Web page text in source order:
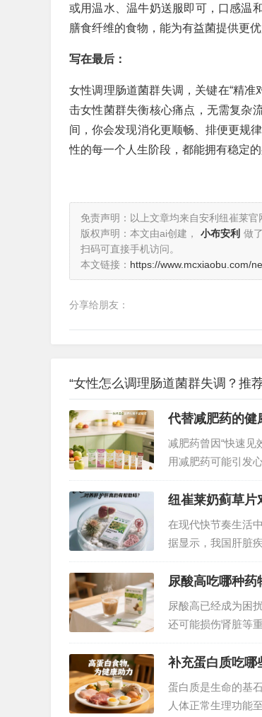
或用温水、温牛奶送服即可，口感温
膳食纤维的食物，能为有益菌提供更
写在最后：
女性调理肠道菌群失调，关键在“精
击女性菌群失衡核心痛点，无需复杂
间，你会发现消化更顺畅、排便更规
性的每一个人生阶段，都能拥有稳定
免责声明：以上文章均来自安利纽崔莱
版权声明：本文由ai创建，
小布安利 做
扫码可直接手机访问。
本文链接： https://www.mcxiaobu.com/
分享给朋友：
“女性怎么调理肠道菌群失调？推
代替减肥药的健
减肥药曾因“快速见
用减肥药可能引发
不妨将目光转向更
出，同时还有其他
纽崔莱奶蓟草片
在现代快节奏生活
据显示，我国肝脏
草片备受关注，它
尿酸高吃哪种药
尿酸高已经成为困
还可能损伤肾脏等
法？传统降尿酸药
结石风险，让不少
补充蛋白质吃哪
蛋白质是生命的基
人体正常生理功能